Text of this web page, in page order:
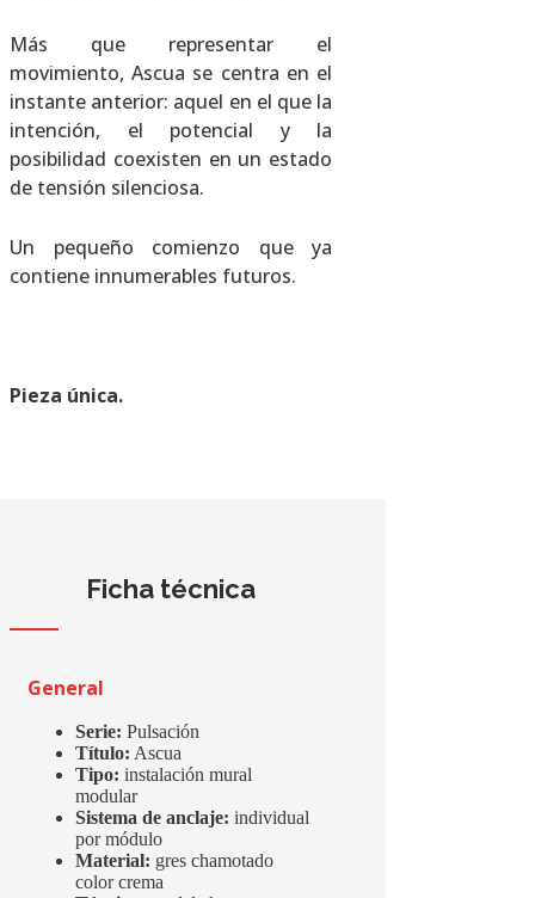
Más que representar el
movimiento, Ascua se centra en el
instante anterior: aquel en el que la
intención, el potencial y la
posibilidad coexisten en un estado
de tensión silenciosa.
Un pequeño comienzo que ya
contiene innumerables futuros.
Pieza única.
Ficha técnica
General
Serie: Pulsación
Título: Ascua
Tipo: instalación mural
modular
Sistema de anclaje: individual
por módulo
Material: gres chamotado
color crema